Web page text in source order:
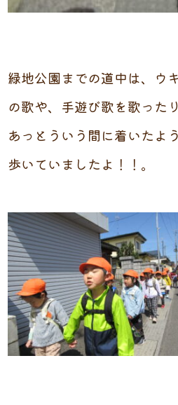
緑地公園までの道中は、ウ
の歌や、手遊び歌を歌った
あっとういう間に着いたよ
歩いていましたよ！！。